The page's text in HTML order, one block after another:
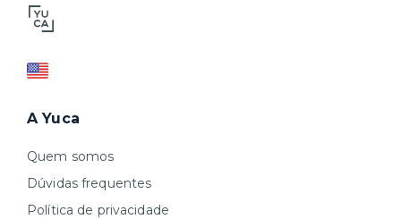
A Yuca
Quem somos
Dúvidas frequentes
Política de privacidade